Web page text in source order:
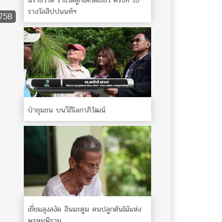
รางวัลสิปปนนท์ฯ
ป่าชุมชน บนวิถีโลกาภิวัฒน์
เยี่ยมลุงสงัด อินมะตูม คนปลูกต้นไม้แห่ง